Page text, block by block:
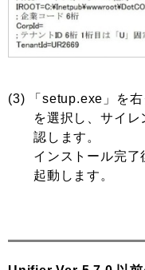
(3) 「setup.exe」を右
を選択し、サイ
認します。
インストール完
起動します。